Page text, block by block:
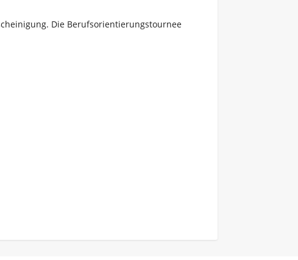
Die Berufsorientierungstournee